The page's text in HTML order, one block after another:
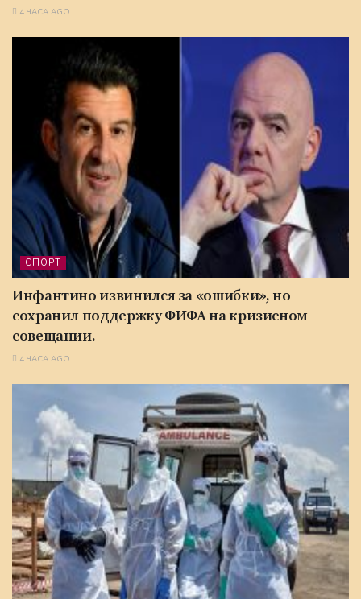
4 ЧАСА AGO
СПОРТ
Инфантино извинился за «ошибки», но
сохранил поддержку ФИФА на кризисном
совещании.
4 ЧАСА AGO